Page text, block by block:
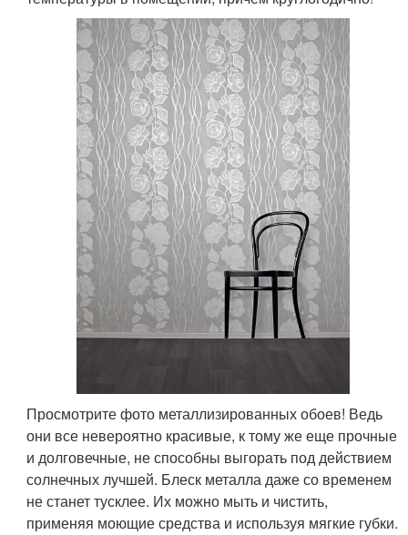
Просмотрите фото металлизированных обоев! Ведь
они все невероятно красивые, к тому же еще прочные
и долговечные, не способны выгорать под действием
солнечных лучшей. Блеск металла даже со временем
не станет тусклее. Их можно мыть и чистить,
применяя моющие средства и используя мягкие губки.